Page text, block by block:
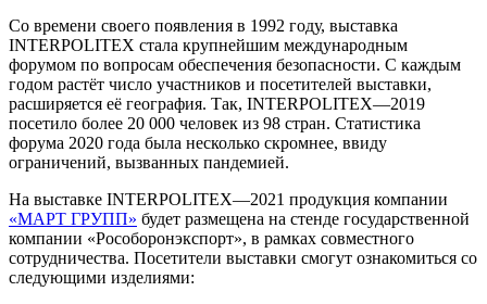
Со времени своего появления в 1992 году, выставка
INTERPOLITEX стала крупнейшим международным
форумом по вопросам обеспечения безопасности. С каждым
годом растёт число участников и посетителей выставки,
расширяется её география. Так, INTERPOLITEX—2019
посетило более 20 000 человек из 98 стран. Статистика
форума 2020 года была несколько скромнее, ввиду
ограничений, вызванных пандемией.
На выставке INTERPOLITEX—2021 продукция компании
«МАРТ ГРУПП» будет размещена на стенде государственной
компании «Рособоронэкспорт», в рамках совместного
сотрудничества. Посетители выставки смогут ознакомиться со
следующими изделиями: